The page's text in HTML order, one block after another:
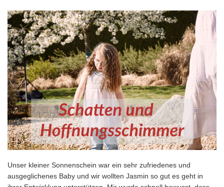
Unser kleiner Sonnenschein war ein sehr zufriedenes und
ausgeglichenes Baby und wir wollten Jasmin so gut es geht in